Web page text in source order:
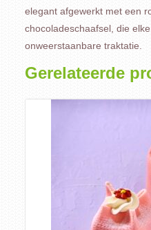
elegant afgewerkt met een
chocoladeschaafsel, die
onweerstaanbare traktatie.
Gerelateerde